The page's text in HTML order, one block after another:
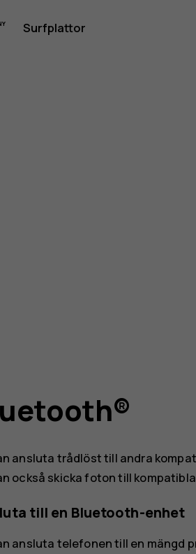
Surfplattor
ansluta trådlöst till andra
också skicka foton till
till en Bluetooth-enhet
ansluta telefonen till en